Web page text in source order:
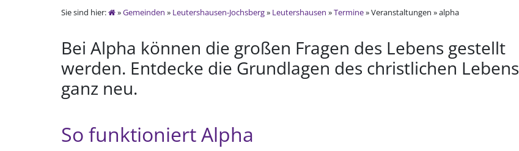
Sie sind hier: »Gemeinden » Leutershausen-Jochsberg» Leutershausen »Termine» Veranstaltungen » alpha
Bei Alpha können die großen Fragen des Lebens gestellt
werden. Entdecke die Grundlagen des christlichen Lebens
ganz neu.
So funktioniert Alpha